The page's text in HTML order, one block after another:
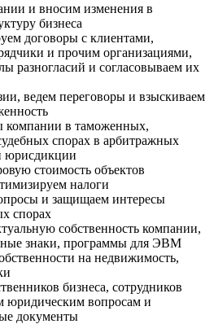
и вносим изменения в
бизнеса
договоры с клиентами,
и прочим организациями,
разногласий и согласовываем их
ведем переговоры и взыскиваем
компании в таможенных,
спорах в арбитражных
юрисдикции
стоимость объектов
налоги
и защищаем интересы
спорах
собственность компании,
знаки, программы для ЭВМ
на недвижимость,
бизнеса, сотрудников
вопросам и
документы